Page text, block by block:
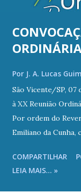
Por J. A. Lucas
São Vicente/SP, 07
à XX Reunião
Por ordem do
Emiliano da Cunha,
de 2025 (sábado)
Rua Goncalves
onde serão,
COMPARTILHAR
LEIA MAIS... »